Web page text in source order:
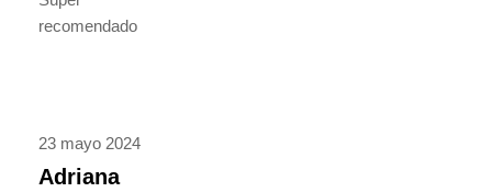
recomendado
23 mayo 2024
Adriana